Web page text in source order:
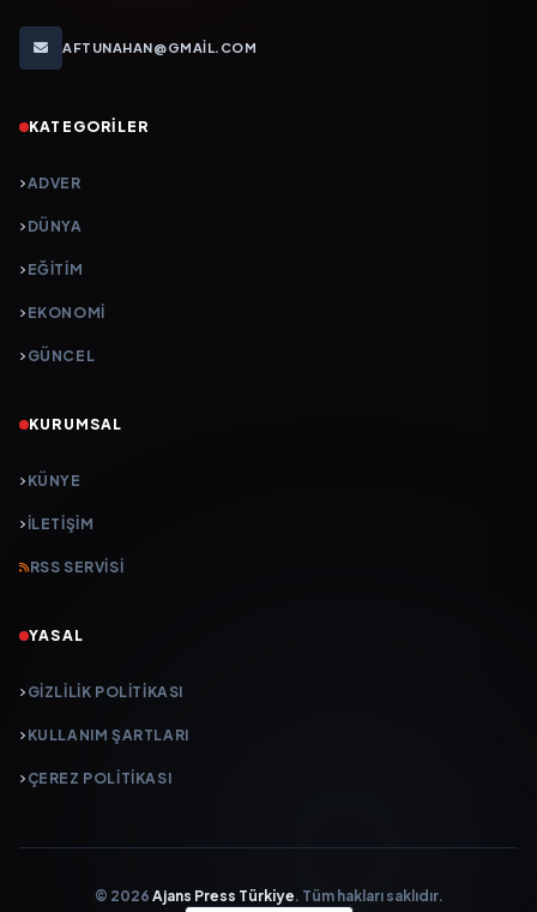
AFTUNAHAN@GMAIL.COM
KATEGORILER
ADVER
DÜNYA
EĞİTİM
EKONOMİ
GÜNCEL
KURUMSAL
KÜNYE
İLETIŞIM
RSS SERVISI
YASAL
GIZLILIK POLITIKASI
KULLANIM ŞARTLARI
ÇEREZ POLITIKASI
© 2026 Ajans Press Türkiye. Tüm hakları saklıdır.